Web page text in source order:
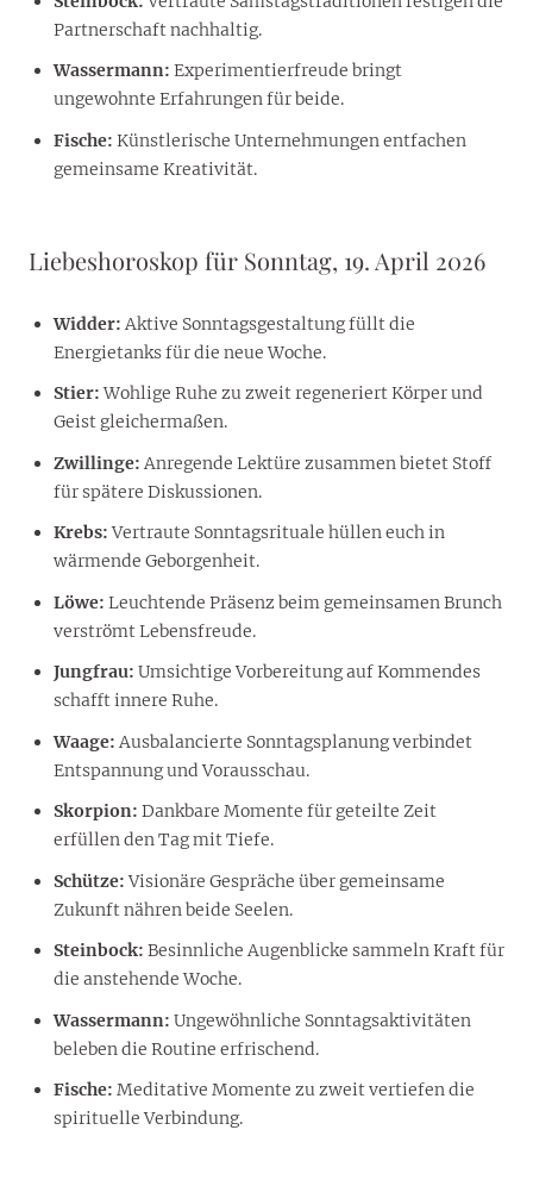
Partnerschaft nachhaltig.
Wassermann: Experimentierfreude bringt
ungewohnte Erfahrungen für beide.
Fische: Künstlerische Unternehmungen entfachen
gemeinsame Kreativität.
Liebeshoroskop für Sonntag, 19. April 2026
Widder: Aktive Sonntagsgestaltung füllt die
Energietanks für die neue Woche.
Stier:Wohlige Ruhe zu zweit regeneriert Körper und
Geist gleichermaßen.
Zwillinge: Anregende Lektüre zusammen bietet Stoff
für spätere Diskussionen.
Krebs:Vertraute Sonntagsrituale hüllen euch in
wärmende Geborgenheit.
Löwe: Leuchtende Präsenz beim gemeinsamen Brunch
verströmt Lebensfreude.
Jungfrau: Umsichtige Vorbereitung auf Kommendes
schafft innere Ruhe.
Waage: Ausbalancierte Sonntagsplanung verbindet
Entspannung und Vorausschau.
Skorpion: Dankbare Momente für geteilte Zeit
erfüllen den Tag mit Tiefe.
Schütze:Visionäre Gespräche über gemeinsame
Zukunft nähren beide Seelen.
Steinbock: Besinnliche Augenblicke sammeln Kraft für
die anstehende Woche.
Wassermann: Ungewöhnliche Sonntagsaktivitäten
beleben die Routine erfrischend.
Fische: Meditative Momente zu zweit vertiefen die
spirituelle Verbindung.